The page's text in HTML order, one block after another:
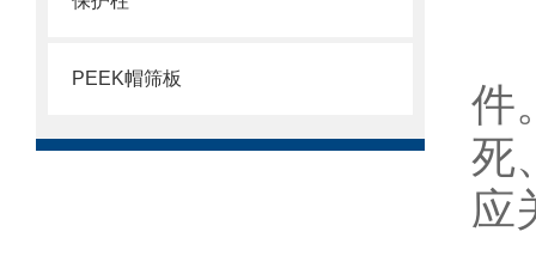
PEEK帽筛板
件
死
应